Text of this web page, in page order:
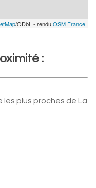
/ODbL - renduOSM France
:
les plus proches de La